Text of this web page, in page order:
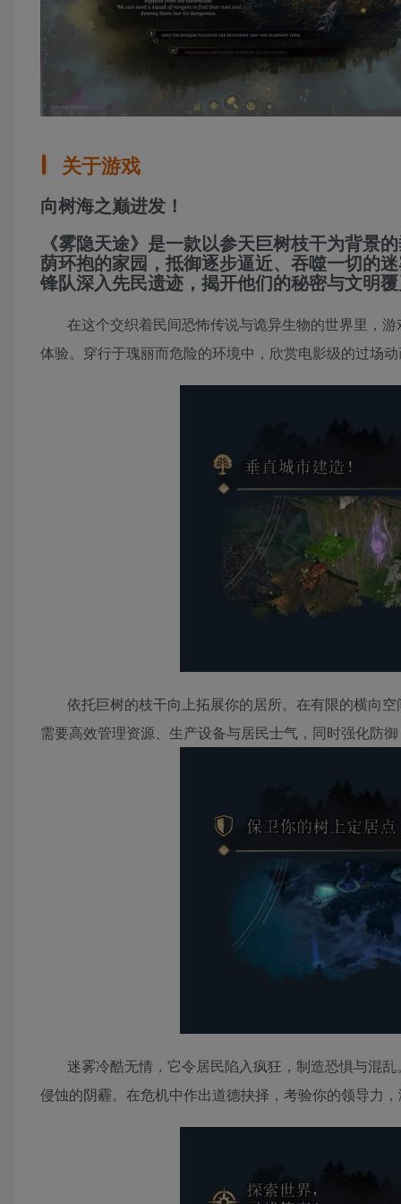
关于游戏
向树海之巅进发！
《雾隐天途》是一款以参天巨树枝干为背景
荫环抱的家园，抵御逐步逼近、吞噬一切的
锋队深入先民遗迹，揭开他们的秘密与文明
在这个交织着民间恐怖传说与诡异生物的世界里，
体验。穿行于瑰丽而危险的环境中，欣赏电影级的过场
依托巨树的枝干向上拓展你的居所。在有限的横向
需要高效管理资源、生产设备与居民士气，同时强化防
迷雾冷酷无情，它令居民陷入疯狂，制造恐惧与混
侵蚀的阴霾。在危机中作出道德抉择，考验你的领导力